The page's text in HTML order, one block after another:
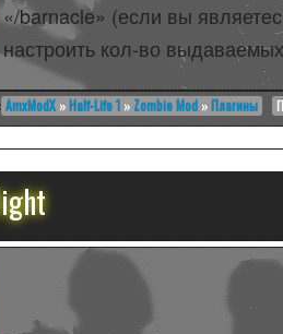
«/barnacle» (если вы
настроить кол-во
AmxModX »Half-Life 1 » Zombie Mod »Плагины